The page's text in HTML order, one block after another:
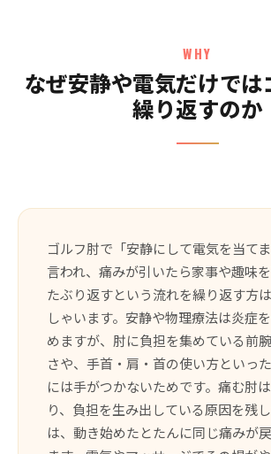
WHY
なぜ安静や電気だけで
繰り返すのか
ゴルフ肘で「安静にして電気を当て
言われ、痛みが引いたら家事や趣味
たぶり返すという流れを繰り返す方
しゃいます。安静や物理療法は炎症
めますが、肘に負担を集めている前
さや、手首・肩・首の使い方といっ
には手がつかないためです。痛む肘
り、負担を生み出している原因を残
は、動き始めたとたんに同じ痛みが